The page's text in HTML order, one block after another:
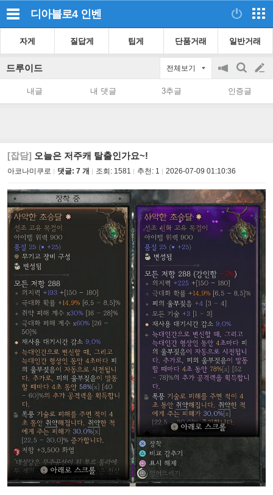
디아블로4 인벤
자게 질답게 팁게 단품거래 일반거래
드루이드 전체보기
공
on/off
검
색
글
쓰
내글 내 댓글 3추글 인증글
[잡담] 오늘은 저주캐 탈출인가요~!
아코나미쿠로 댓글: 7 개 조회: 1581 추천: 1 2026-07-09 01:10:36